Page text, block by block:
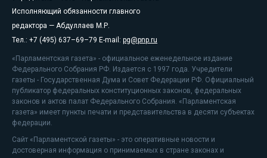
Исполняющий обязанности главного
редактора — Абдуллаев М.Р.
Тел.: +7 (495) 637–69–79 E-mail: pg@pnp.ru
«Парламентская газета» - официальное еженедельное издание
Федерального Собрания РФ. Издается с 1997 года. Учредители
газеты - Государственная Дума и Совет Федерации РФ. Официальный
публикатор федеральных конституционных законов, федеральных
законов и актов палат Федерального Собрания. «Парламентская
газета» имеет пункты печати и представительства в десяти субъектах
федерации.
Сайт «Парламентской газеты» - это оперативные новости и
достоверная информация о принимаемых в стране законах и